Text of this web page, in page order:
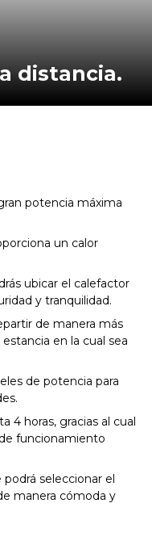
distancia.
potencia máxima
un calor
ubicar el calefactor
y tranquilidad.
de manera más
en la cual sea
de potencia para
4 horas, gracias al cual
funcionamiento
podrá seleccionar el
manera cómoda y
autoapagado, en